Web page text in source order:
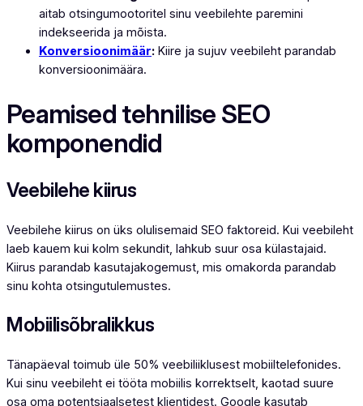
aitab otsingumootoritel sinu veebilehte paremini
indekseerida ja mõista.
Konversioonimäär: Kiire ja sujuv veebileht parandab
konversioonimäära.
Peamised tehnilise SEO
komponendid
Veebilehe kiirus
Veebilehe kiirus on üks olulisemaid SEO faktoreid. Kui veebileht
laeb kauem kui kolm sekundit, lahkub suur osa külastajaid.
Kiirus parandab kasutajakogemust, mis omakorda parandab
sinu kohta otsingutulemustes.
Mobiilisõbralikkus
Tänapäeval toimub üle 50% veebiliiklusest mobiiltelefonides.
Kui sinu veebileht ei tööta mobiilis korrektselt, kaotad suure
osa oma potentsiaalsetest klientidest. Google kasutab